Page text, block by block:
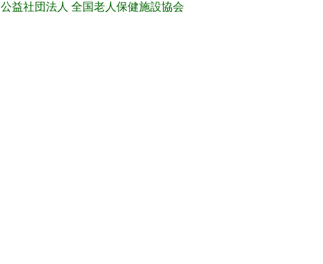
公益社団法人 全国老人保健施設協会